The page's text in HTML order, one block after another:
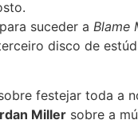
suceder a Blame
disco de
festejar toda
Miller sobre a